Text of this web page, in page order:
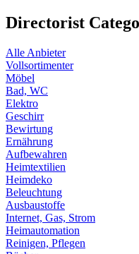
Directorist
Alle Anbieter
Vollsortimenter
Möbel
Bad, WC
Elektro
Geschirr
Bewirtung
Ernährung
Aufbewahren
Heimtextilien
Heimdeko
Beleuchtung
Ausbaustoffe
Internet, Gas, Strom
Heimautomation
Reinigen, Pflegen